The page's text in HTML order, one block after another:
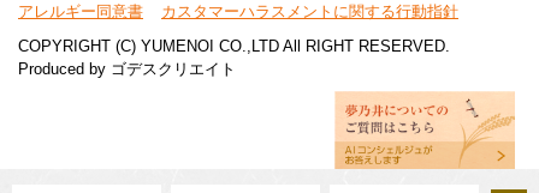
アレルギー同意書
カスタマーハラスメントに関する行動指針
COPYRIGHT (C) YUMENOI CO.,LTD All RIGHT RESERVED.
Produced by ゴデスクリエイト